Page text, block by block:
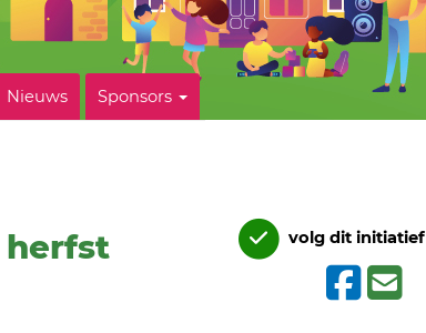
Nieuws Sponsors
herfst
volg dit initiatief